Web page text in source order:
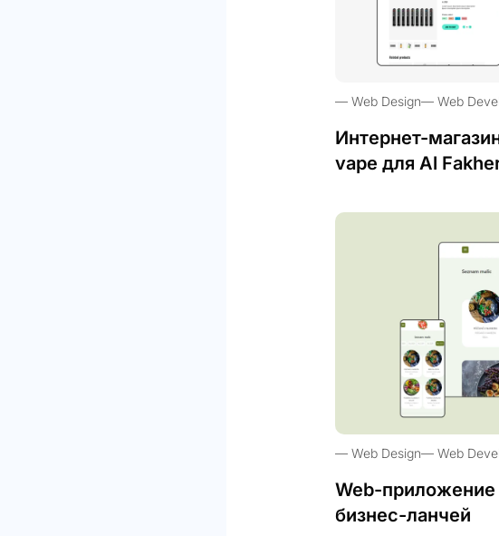
Web Design Web
Интернет-
vape для Al
Web Design Web
Web-приложение
бизнес-ланчей